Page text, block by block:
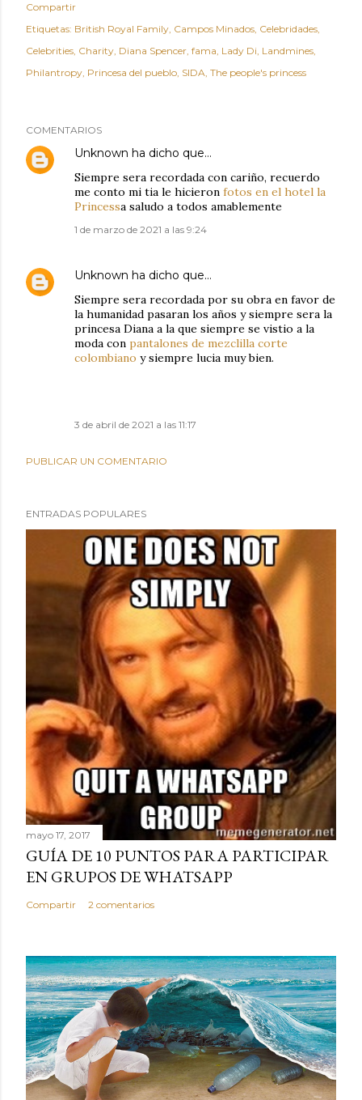
Compartir
Etiquetas: British Royal Family Campos Minados Celebridades
Celebrities Charity Diana Spencer fama Lady Di Landmines
Philantropy Princesa del pueblo SIDA The people's princess
COMENTARIOS
Unknown ha dicho que…
Siempre sera recordada con cariño, recuerdo
me conto mi tia le hicieron fotos en el hotel la
Princessa saludo a todos amablemente
1 de marzo de 2021 a las 9:24
Unknown ha dicho que…
Siempre sera recordada por su obra en favor de
la humanidad pasaran los años y siempre sera la
princesa Diana a la que siempre se vistio a la
moda con pantalones de mezclilla corte
colombiano y siempre lucia muy bien.
3 de abril de 2021 a las 11:17
PUBLICAR UN COMENTARIO
ENTRADAS POPULARES
mayo 17, 2017
GUÍA DE 10 PUNTOS PARA PARTICIPAR
EN GRUPOS DE WHATSAPP
Compartir 2 comentarios